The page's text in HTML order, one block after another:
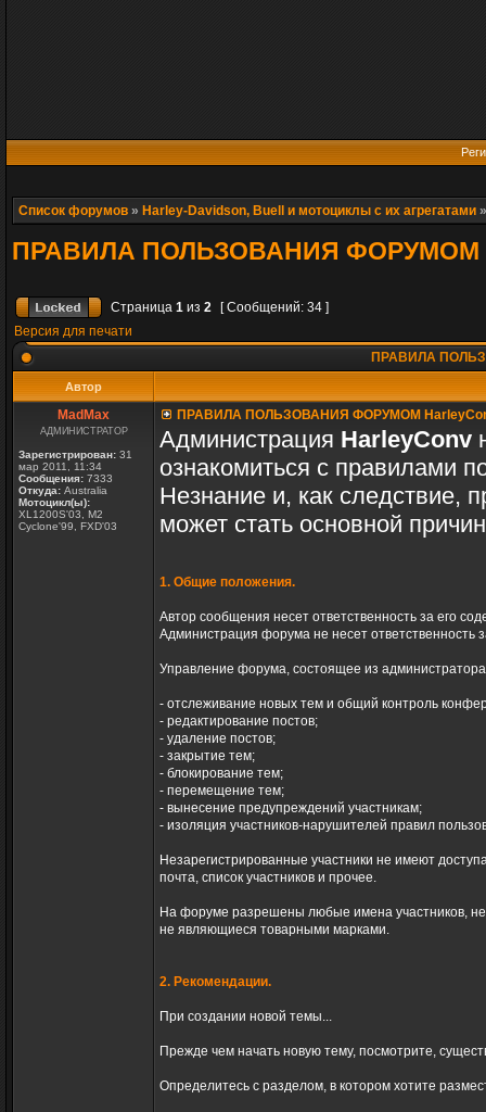
Список форумов » Harley-Davidson, Buell и мотоциклы с их агрегатами
ПРАВИЛА ПОЛЬЗОВАНИЯ ФОРУМОМ
Страница 1 из 2
[ Сообщений: 34 ]
Версия для печати
ПРАВИЛА
Автор
MadMax
АДМИНИСТРАТОР
Зарегистрирован: 31
мар 2011, 11:34
Сообщения: 7333
Откуда: Australia
Мотоцикл(ы):
XL1200S'03, M2
Cyclone'99, FXD'03
ПРАВИЛА ПОЛЬЗОВАНИЯ ФОРУМОМ
Администрация HarleyConv
ознакомиться с правилами
Незнание и, как следствие,
может стать основной
1. Общие положения.
Автор сообщения несет ответственность за его
Администрация форума не несет ответственность
Управление форума, состоящее из
- отслеживание новых тем и общий контроль
- редактирование постов;
- удаление постов;
- закрытие тем;
- блокирование тем;
- перемещение тем;
- вынесение предупреждений участникам;
- изоляция участников-нарушителей правил
Незарегистрированные участники не имеют
почта, список участников и прочее.
На форуме разрешены любые имена участников,
не являющиеся товарными марками.
2. Рекомендации.
При создании новой темы...
Прежде чем начать новую тему, посмотрите,
Определитесь с разделом, в котором хотите